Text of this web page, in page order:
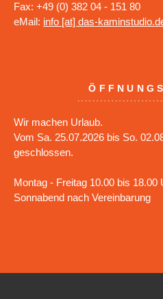
Fax: +49 (0) 382 04 - 151 80
eMail: info [at] das-
Wir machen Urlaub.
Vom Sa. 25.07.2026 bis So.
geschlossen.
Montag - Freitag 10.00 bis 18.00
Sonnabend nach Vereinbarung